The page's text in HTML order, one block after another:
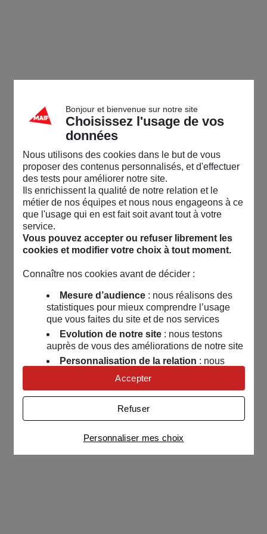
Bonjour et bienvenue sur notre site
Choisissez l'usage de vos
données
Nous utilisons des cookies dans le but de vous
proposer des contenus personnalisés, et d'effectuer
des tests pour améliorer notre site.
Ils enrichissent la qualité de notre relation et le
métier de nos équipes et nous nous engageons à ce
que l'usage qui en est fait soit avant tout à votre
service.
Vous pouvez accepter ou refuser librement les
cookies et modifier votre choix à tout moment.
Connaître nos cookies avant de décider :
Mesure d’audience: nous réalisons des
statistiques pour mieux comprendre l’usage
que vous faites du site et de nos services
Evolution de notre site: nous testons
auprès de vous des améliorations de notre site
Personnalisation de la relation : nous
nous servons de cookies pour adapter nos
contenus et personnaliser nos offres
Univers publicitaire: nous utilisons avec
nos partenaires des cookies pour afficher des
publicités personnalisées
Connaître notre politique cookies et la liste de nos
partenaires
Personnaliser mes choix
Refuser
Accepter